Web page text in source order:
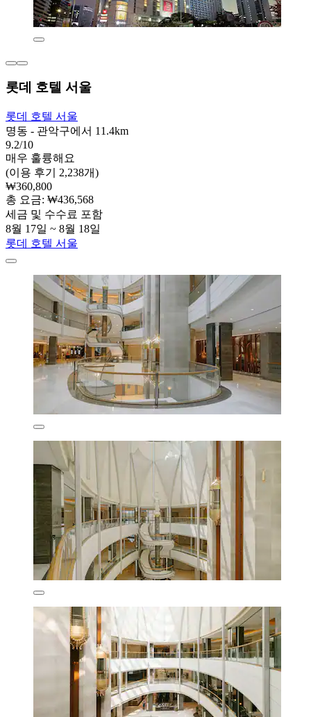
롯데 호텔 서울
롯데 호텔 서울
명동 - 관악구에서 11.4km
9.2/10
매우 훌륭해요
(이용 후기 2,238개)
₩360,800
총 요금: ₩436,568
세금 및 수수료 포함
8월 17일 ~ 8월 18일
롯데 호텔 서울